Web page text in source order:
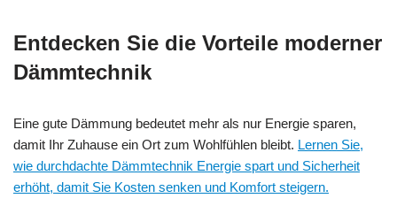
Entdecken Sie die Vorteile moderner
Dämmtechnik
Eine gute Dämmung bedeutet mehr als nur Energie sparen,
damit Ihr Zuhause ein Ort zum Wohlfühlen bleibt. Lernen Sie,
wie durchdachte Dämmtechnik Energie spart und Sicherheit
erhöht, damit Sie Kosten senken und Komfort steigern.